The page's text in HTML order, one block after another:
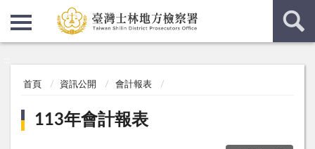
首頁 資訊公開 會計報表
113年會計報表